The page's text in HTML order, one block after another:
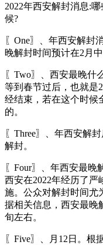
2022年西安解封消息:
候?
〖One〗、年西安解封
晚解封时间预计在2月中
〖Two〗、西安最晚什
等到春节过后，也就是
经结束，若在这个时候
的。
〖Three〗、年西安解
解封。
〖Four〗、年西安最晚
西安在2022年经历了
施。公众对解封时间尤
据相关信息，西安最晚
旬左右。
〖Five〗、月12日。根